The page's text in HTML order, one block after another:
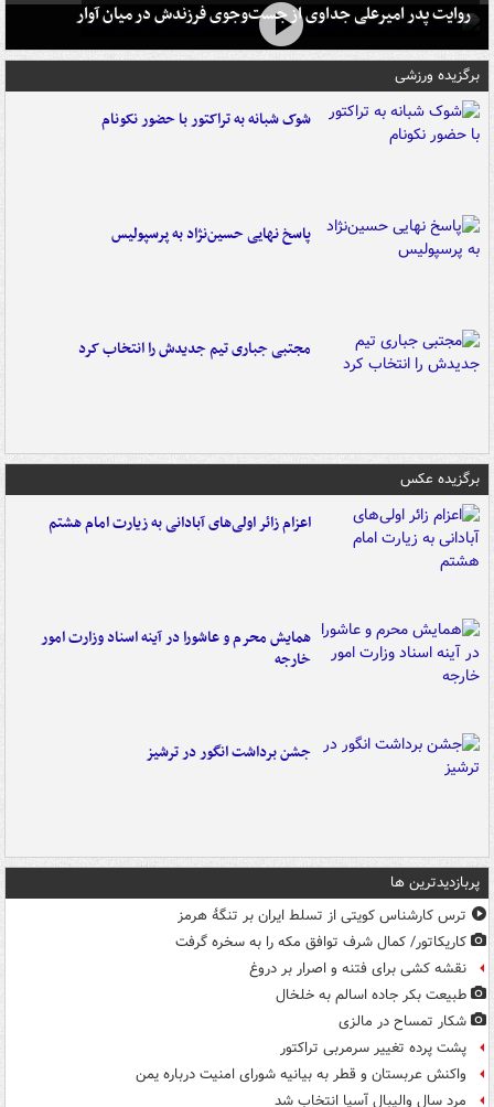
روایت پدر امیرعلی جداوی از جست‌وجوی فرزندش در میان آوار
برگزیده ورزشی
شوک شبانه به تراکتور با حضور نکونام
پاسخ نهایی حسین‌نژاد به پرسپولیس
مجتبی جباری تیم جدیدش را انتخاب کرد
برگزیده عکس
اعزام زائر اولی‌های آبادانی به زیارت امام هشتم
همایش محرم و عاشورا در آینه اسناد وزارت امور
خارجه
جشن برداشت انگور در ترشیز
پربازدیدترین ها
ترس کارشناس کویتی از تسلط ایران بر تنگۀ هرمز
کاریکاتور/ کمال شرف توافق مکه را به سخره گرفت
نقشه کشی برای فتنه و اصرار بر دروغ
طبیعت بکر جاده اسالم به خلخال
شکار تمساح در مالزی
پشت پرده تغییر سرمربی تراکتور
واکنش عربستان و قطر به بیانیه شورای امنیت درباره یمن
مرد سال والیبال آسیا انتخاب شد